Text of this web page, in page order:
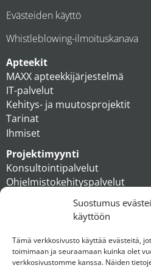
Suostumus
käyttöön
Tämä verkkosivusto käyttää evästeitä,
toimimaan ja seuraamaan kuinka olet
verkkosivustomme kanssa. Näiden
Evästeiden käyttö
Whistleblowing-ilmoituskanava
Apteekit
MAXX apteekkijärjestelmä
IT-palvelut
Kehitys- ja muutosprojektit
Tarinat
Ihmiset
Projektimyynti
Konsultointipalvelut
Ohjelmistokehityspalvelut
Ihmiset
Konserni